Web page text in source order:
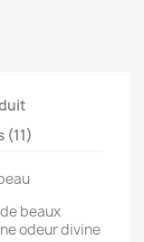
(11)
beaux
odeur divine